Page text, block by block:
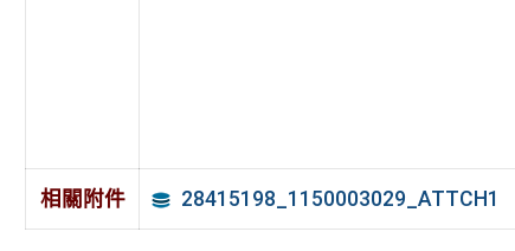
相關附件 28415198_1150003029_ATTCH1